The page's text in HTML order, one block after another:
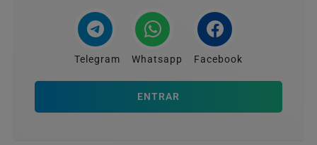
Telegram Whatsapp Facebook
ENTRAR